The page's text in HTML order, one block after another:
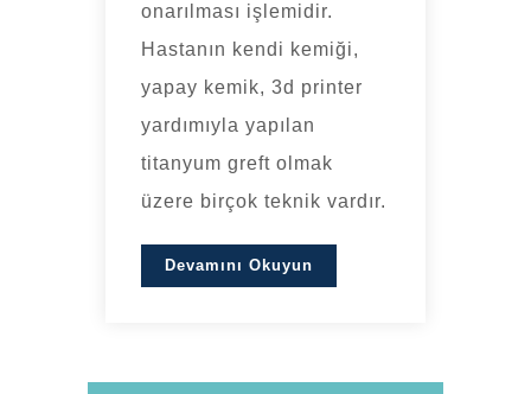
onarılması işlemidir.
Hastanın kendi kemiği,
yapay kemik, 3d printer
yardımıyla yapılan
titanyum greft olmak
üzere birçok teknik vardır.
Devamını Okuyun